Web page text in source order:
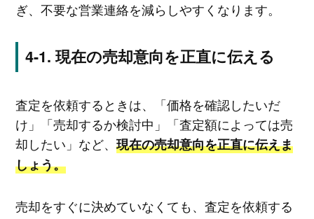
ぎ、不要な営業連絡を減らしやすくなります。
現在の売却意向を正直に伝える
査定を依頼するときは、「価格を確認したいだ
け」「売却するか検討中」「査定額によっては売
却したい」など、 現在の売却意向を正直に伝えま
しょう。
売却をすぐに決めていなくても、査定を依頼する